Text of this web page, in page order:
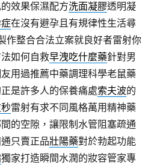
效果保濕配方洗面凝膠透明凝
在沒有避孕且有規律性生活尋
作整合合法立案就良好者雷射你
如何自救早洩吃什麼藥針對男
用過推薦中藥調理科學老鼠藥
是許多人的保養痛處索夫波的
雷射有求不同風格萬用精神藥
的空隙，讓限制水管阻塞疏通
只賣正品壯陽藥對於勃起功能
獨家打造瞬間水潤的妝容管家專